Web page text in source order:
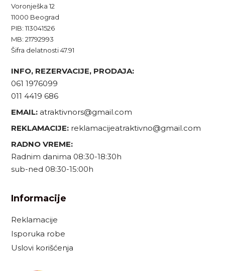
Voronješka 12
11000 Beograd
PIB: 113041526
MB: 21792993
Šifra delatnosti 47.91
INFO, REZERVACIJE, PRODAJA:
061 1976099
011 4419 686
EMAIL: atraktivnors@gmail.com
REKLAMACIJE: reklamacijeatraktivno@gmail.com
RADNO VREME:
Radnim danima 08:30-18:30h
sub-ned 08:30-15:00h
Informacije
Reklamacije
Isporuka robe
Uslovi korišćenja